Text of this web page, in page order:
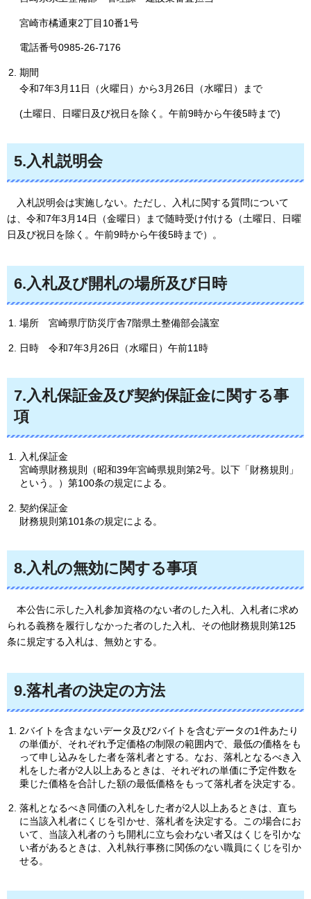
宮崎市橘通東2丁目10番1号
電話番号0985-26-7176
期間
令和7年3月11日（火曜日）から3月26日（水曜日）まで
(土曜日、日曜日及び祝日を除く。午前9時から午後5時まで)
5.入札説明会
入札説明会は実施しない。ただし、入札に関する質問について
は、令和7年3月14日（金曜日）まで随時受け付ける（土曜日、日曜
日及び祝日を除く。午前9時から午後5時まで）。
6.入札及び開札の場所及び日時
場所 宮崎県庁防災庁舎7階県土整備部会議室
日時 令和7年3月26日（水曜日）午前11時
7.入札保証金及び契約保証金に関する事
項
入札保証金
宮崎県財務規則（昭和39年宮崎県規則第2号。以下「財務規則」
という。）第100条の規定による。
契約保証金
財務規則第101条の規定による。
8.入札の無効に関する事項
本公告に示した入札参加資格のない者のした入札、入札者に求め
られる義務を履行しなかった者のした入札、その他財務規則第125
条に規定する入札は、無効とする。
9.落札者の決定の方法
2バイトを含まないデータ及び2バイトを含むデータの1件あたり
の単価が、それぞれ予定価格の制限の範囲内で、最低の価格をも
って申し込みをした者を落札者とする。なお、落札となるべき入
札をした者が2人以上あるときは、それぞれの単価に予定件数を
乗じた価格を合計した額の最低価格をもって落札者を決定する。
落札となるべき同価の入札をした者が2人以上あるときは、直ち
に当該入札者にくじを引かせ、落札者を決定する。この場合にお
いて、当該入札者のうち開札に立ち会わない者又はくじを引かな
い者があるときは、入札執行事務に関係のない職員にくじを引か
せる。